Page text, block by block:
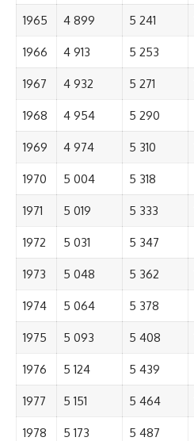
1965 4 899 5 241
1966 4 913 5 253
1967 4 932 5 271
1968 4 954 5 290
1969 4 974 5 310
1970 5 004 5 318
1971 5 019 5 333
1972 5 031 5 347
1973 5 048 5 362
1974 5 064 5 378
1975 5 093 5 408
1976 5 124 5 439
1977 5 151 5 464
1978 5 173 5 487